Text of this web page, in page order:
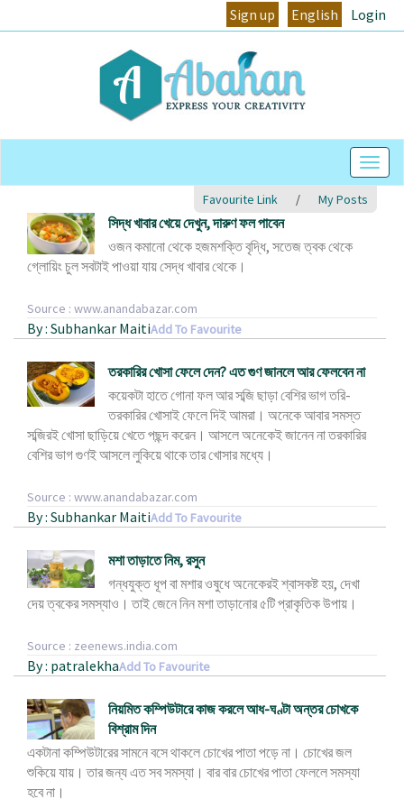
Sign up English Login
Favourite Link / My Posts
সিদ্ধ খাবার খেয়ে দেখুন, দারুণ ফল পাবেন
ওজন কমানো থেকে হজমশক্তি বৃদ্ধি, সতেজ ত্বক থেকে
গ্লোয়িং চুল সবটাই পাওয়া যায় সেদ্ধ খাবার থেকে।
Source : www.anandabazar.com
Add To Favourite
By : Subhankar Maiti
তরকারির খোসা ফেলে দেন? এত গুণ জানলে আর ফেলবেন না
কয়েকটা হাতে গোনা ফল আর সব্জি ছাড়া বেশির ভাগ তরি-
তরকারির খোসাই ফেলে দিই আমরা। অনেকে আবার সমস্ত
সব্জিরই খোসা ছাড়িয়ে খেতে পছন্দ করেন। আসলে অনেকেই জানেন না তরকারির
বেশির ভাগ গুণই আসলে লুকিয়ে থাকে তার খোসার মধ্যে।
Source : www.anandabazar.com
Add To Favourite
By : Subhankar Maiti
মশা তাড়াতে নিম, রসুন
গন্ধযুক্ত ধূপ বা মশার ওষুধে অনেকেরই শ্বাসকষ্ট হয়, দেখা
দেয় ত্বকের সমস্যাও। তাই জেনে নিন মশা তাড়ানোর ৫টি প্রাকৃতিক উপায়।
Source : zeenews.india.com
Add To Favourite
By : patralekha
নিয়মিত কম্পিউটারে কাজ করলে আধ-ঘণ্টা অন্তর চোখকে
বিশ্রাম দিন
একটানা কম্পিউটারের সামনে বসে থাকলে চোখের পাতা পড়ে না। চোখের জল
শুকিয়ে যায়। তার জন্য এত সব সমস্যা। বার বার চোখের পাতা ফেললে সমস্যা
হবে না।